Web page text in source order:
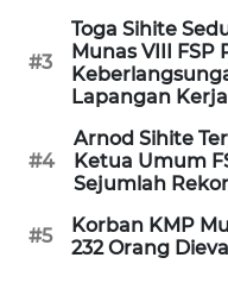
#3
Toga Sihite
Munas VIII FSP
Lapangan Kerja
#4
Arnod Sihite
Ketua Umum
Sejumlah
#5
Korban KMP
232 Orang
WN
BALI
WN
KALBAR
WN
KALTENG